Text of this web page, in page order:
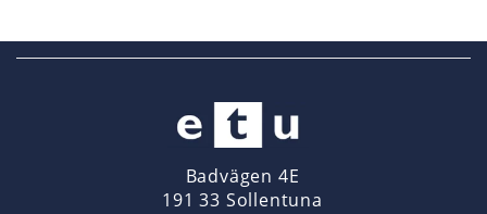
Badvägen 4E
191 33 Sollentuna